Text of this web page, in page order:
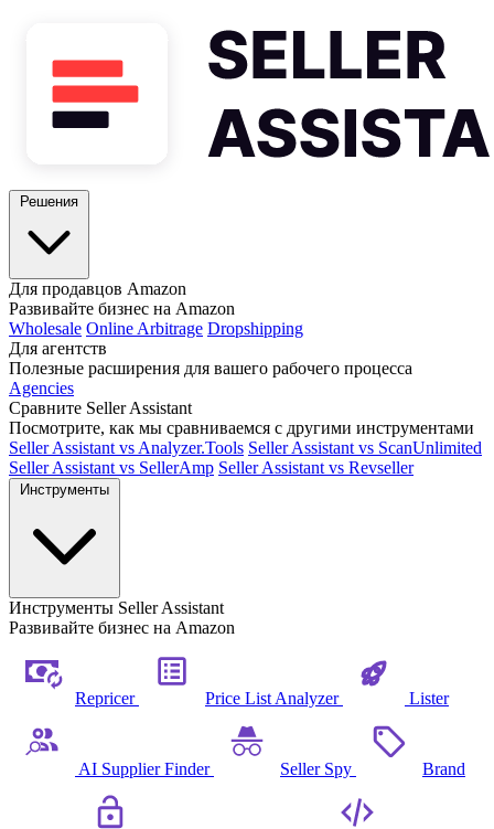
Для продавцов Amazon
Развивайте бизнес на Amazon
Wholesale Online Arbitrage Dropshipping
Для агентств
Полезные расширения для вашего рабочего процесса
Agencies
Сравните Seller Assistant
Посмотрите, как мы сравниваемся с другими инструментами
Seller Assistant vs Analyzer.Tools Seller Assistant vs ScanUnlimited
Seller Assistant vs SellerAmp Seller Assistant vs Revseller
Инструменты Seller Assistant
Развивайте бизнес на Amazon
Repricer Price List Analyzer Lister
AI Supplier Finder Seller Spy Brand